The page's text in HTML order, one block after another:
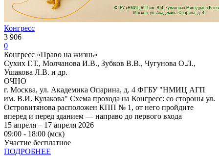
Конгресс
3 906
0
Конгресс «Право на жизнь»
Сухих Г.Т., Молчанова И.В., Зубков В.В., Чугунова О.Л.,
Ушакова Л.В. и др.
ОЧНО
г. Москва, ул. Академика Опарина, д. 4 ФГБУ "НМИЦ АГП
им. В.И. Кулакова" Схема прохода на Конгресс: со стороны ул.
Островитянова расположен КПП № 1, от него пройдите
вперед и перед зданием — направо до первого входа
15 апреля – 17 апреля 2026
09:00 - 18:00 (мск)
Участие бесплатное
ПОДРОБНЕЕ